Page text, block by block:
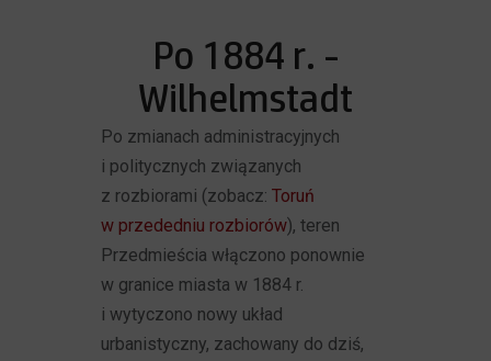
Po 1884 r. -
Wilhelmstadt
Po zmianach administracyjnych
i politycznych związanych
z rozbiorami (zobacz:Toruń
w przededniu rozbiorów), teren
Przedmieścia włączono ponownie
w granice miasta w 1884 r.
i wytyczono nowy układ
urbanistyczny, zachowany do dziś,